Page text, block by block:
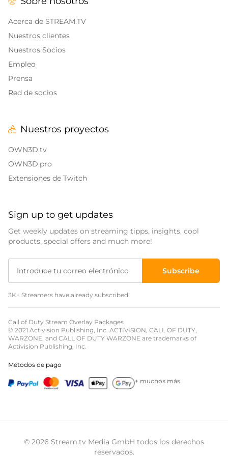
IRL Overlays
Game Overlays
Overlays de Call of Duty
Overlays Fortnite
CS:GO
Valorant
Event Overlays
Overlays Halloween
Overlays Winter
Overlays Easter
Alertas y Sonidos
Banners finales de Twitch
Banners de pausa de Twitch
Acerca de STREAM.TV
Nuestros clientes
Nuestros Socios
Empleo
Prensa
Red de socios
Nuestros proyectos
OWN3D.tv
OWN3D.pro
Extensiones de Twitch
Sign up to get updates
Get weekly updates on streaming tipps, insights, cool
products, special offers and much more!
Subscribe
3K+ Streamers have already subscribed.
Call of Duty Stream Overlay Packages
© 2021 Activision Publishing, Inc. ACTIVISION, CALL OF DUTY,
WARZONE, and CALL OF DUTY WARZONE are trademarks of
Activision Publishing, Inc.
Métodos de pago
+ muchos más
© 2026 Stream.tv Media GmbH todos los derechos
reservados.